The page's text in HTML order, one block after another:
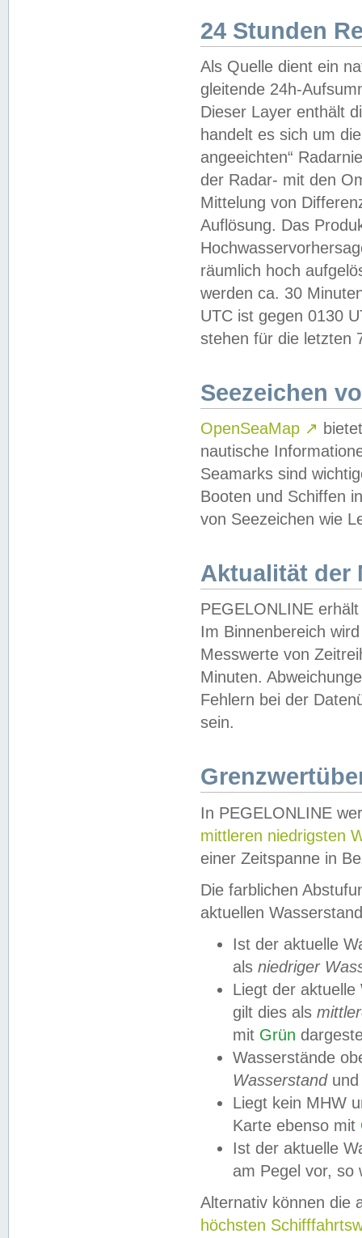
24 Stunden
Als Quelle dient ein
gleitende 24h-
Dieser Layer enthält
handelt es sich um
angeeichten“
der Radar- mit den
Mittelung von
Auflösung. Das
räumlich hoch
werden ca. 30
UTC ist gegen 0130
stehen für die letzten
Seezeichen
OpenSeaMap ↗
nautische
Seamarks sind
Booten und Schiffen
von Seezeichen wie
Aktualität der
PEGELONLINE
Im Binnenbereich
Messwerte von
Minuten.
Fehlern bei der
sein.
In PEGELONLINE
mittleren niedrigsten
einer Zeitspanne in
Die farblichen
aktuellen
Ist der aktuelle
als niedriger
Liegt der
gilt dies als
mit Grün
Wasserstände
Wasserstandund
Liegt kein MHW
Karte ebenso mit
Ist der aktuelle
am Pegel vor,
Alternativ können die
höchsten